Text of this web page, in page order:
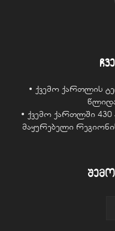
• ქვემო ქართლის
• ქვემო ქართლში 430
მაყურებელი